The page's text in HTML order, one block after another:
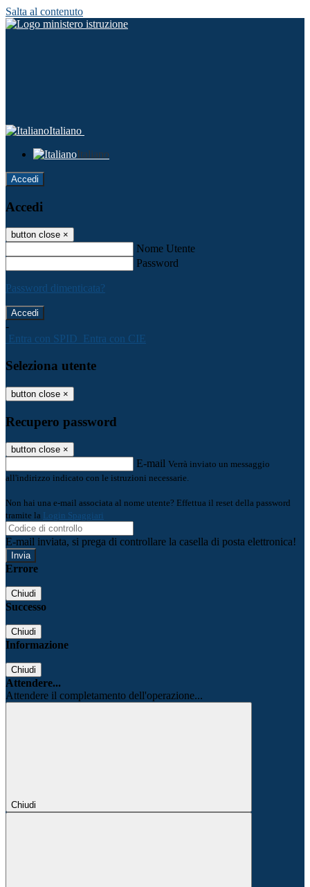
Salta al contenuto
Italiano
Italiano
Accedi
Accedi
button close ×
Nome Utente
Password
Password dimenticata?
-
Entra con SPID Entra con CIE
Seleziona utente
button close ×
Recupero password
button close ×
E-mail Verrà inviato un messaggio
all'indirizzo indicato con le istruzioni necessarie.
Non hai una e-mail associata al nome utente? Effettua il reset della password
tramite la Login Spaggiari
E-mail inviata, si prega di controllare la casella di posta elettronica!
Errore
Chiudi
Successo
Chiudi
Informazione
Chiudi
Attendere...
Attendere il completamento dell'operazione...
Chiudi